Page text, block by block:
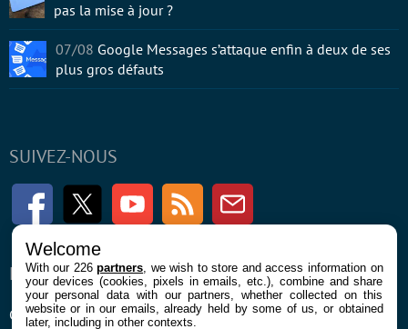
SUIVEZ-NOUS
FacebookTwitter Youtube RSS Newsletter
ENTREPRISE
Confidentialité et Cookies
À PROPOS
Contact
pas la mise à jour ?
07/08 Google Messages s’attaque enfin à deux de ses
plus gros défauts
Welcome
With our 226partners , we wish to store and access information on
your devices (cookies, pixels in emails, etc.), combine and share
your personal data with our partners, whether collected on this
website or in our emails, already held by some of us, or obtained
later, including in other contexts.